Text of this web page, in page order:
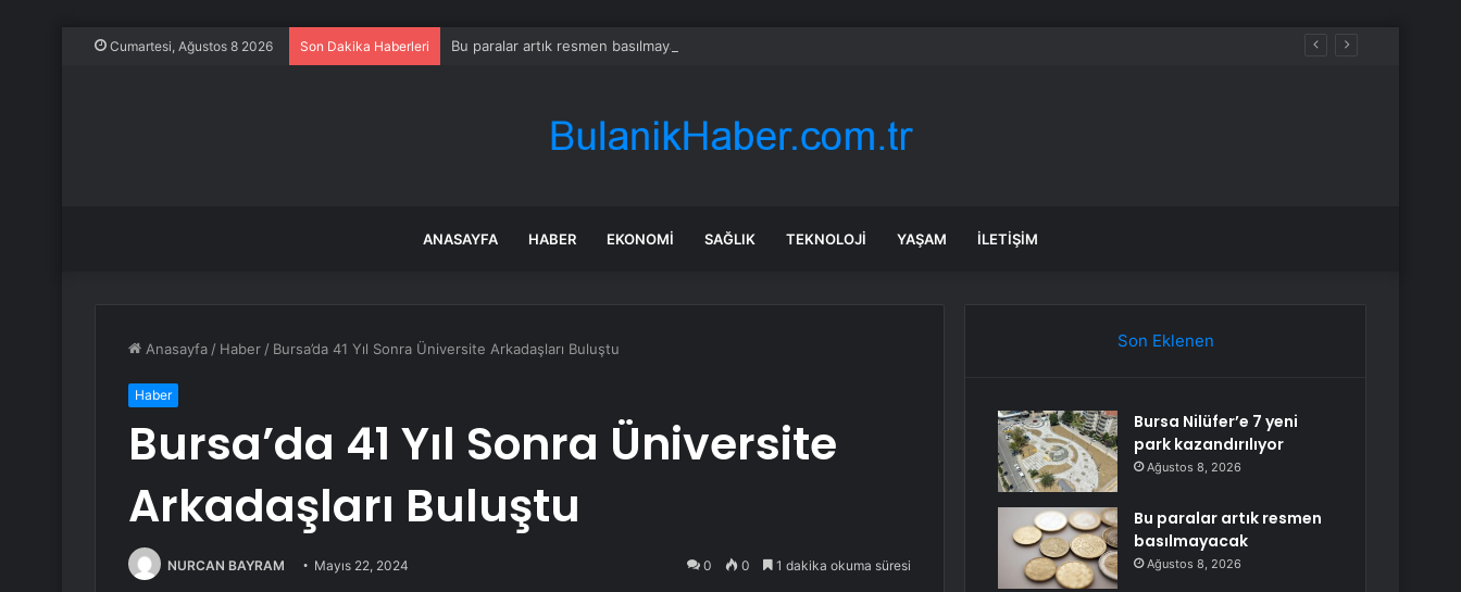
Cumartesi, Ağustos 8 2026 Son Dakika Haberleri Bu paralar artık resmen basılmayacak
ANASAYFA HABER EKONOMI SAĞLIK TEKNOLOJI YAŞAM İLETIŞIM
Anasayfa / Haber / Bursa’da 41 Yıl Sonra Üniversite Arkadaşları Buluştu
Haber
Bursa’da 41 Yıl Sonra Üniversite
Arkadaşları Buluştu
NURCAN BAYRAM Mayıs 22, 2024 0 0 1 dakika okuma süresi
Son Eklenen
Bursa Nilüfer’e 7 yeni
park kazandırılıyor
Ağustos 8, 2026
Bu paralar artık resmen
basılmayacak
Ağustos 8, 2026